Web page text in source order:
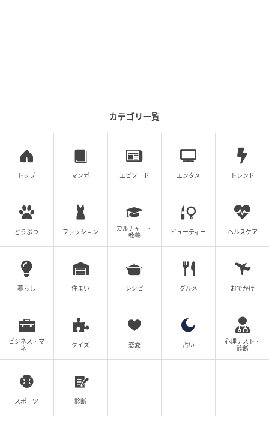
で行先を調べたり前情報をインプットすることなく出
向くと、自分だけ服装を間違えることも。相手に質問
する際も、その前からしっかり聞いて大事なことから
聞きましょう。
【ラッキープレイス】川遊びができる場所
カテゴリ一覧
トップ マンガ エピソード エンタメ トレンド
どうぶつ ファッション
カルチャー・
教養
ビューティー ヘルスケア
暮らし 住まい レシピ グルメ おでかけ
ビジネス・マ
ネー
クイズ 恋愛 占い
心理テスト・
診断
スポーツ 診断